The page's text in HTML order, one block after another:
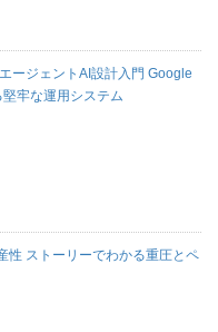
ージェントAI設計入門 Google
牢な運用システム
性 ストーリーでわかる重圧とペ